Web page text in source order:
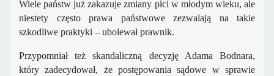
Wiele państw już zakazuje zmiany płci w młodym wieku, ale
niestety często prawa państwowe zezwalają na takie
szkodliwe praktyki – ubolewał prawnik.
Przypomniał też skandaliczną decyzję Adama Bodnara,
który zadecydował, że postępowania sądowe w sprawie